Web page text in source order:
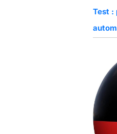
Test :